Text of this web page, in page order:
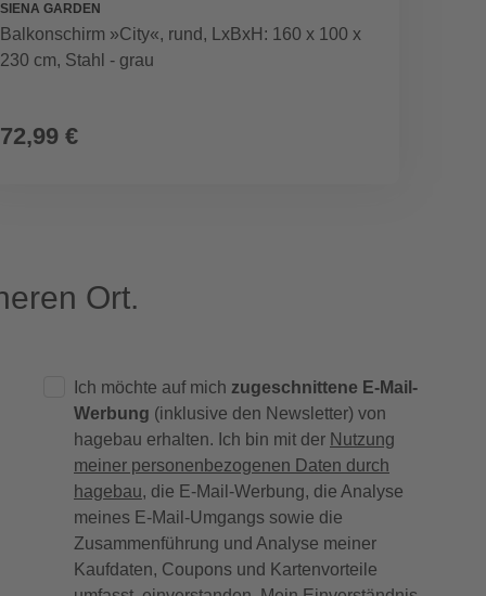
SIENA GARDEN
Balkonschirm »City«, rund, LxBxH: 160 x 100 x
230 cm, Stahl - grau
72,99 €
Ort.
Ich möchte auf mich zugeschnittene E-Mail-
Werbung (inklusive den Newsletter) von
hagebau erhalten. Ich bin mit der Nutzung
meiner personenbezogenen Daten durch
hagebau, die E-Mail-Werbung, die Analyse
meines E-Mail-Umgangs sowie die
Zusammenführung und Analyse meiner
Kaufdaten, Coupons und Kartenvorteile